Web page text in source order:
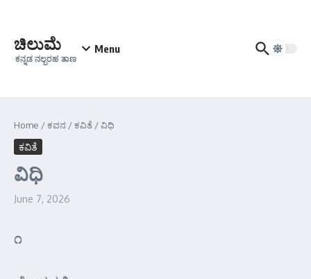
ಚಿಲುಮೆ
ಕನ್ನಡ ನಲ್ಬರಹ ತಾಣ
Menu
Home /ಕವನ /ಕವಿತೆ /ವಿಧಿ
ಕವಿತೆ
ವಿಧಿ
June 7, 2026
೧